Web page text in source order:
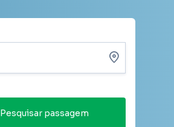
Pesquisar passagem